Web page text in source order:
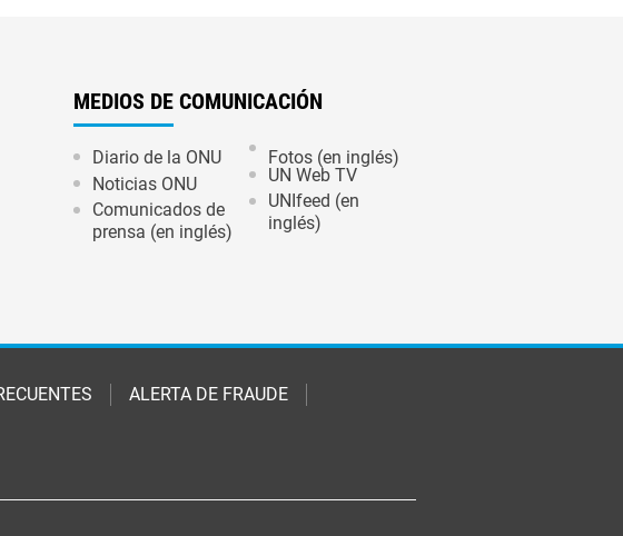
MEDIOS DE COMUNICACIÓN
Diario de la ONU
Noticias ONU
Comunicados de
prensa (en inglés)
Fotos (en inglés)
UN Web TV
UNIfeed (en
inglés)
ALERTA DE FRAUDE